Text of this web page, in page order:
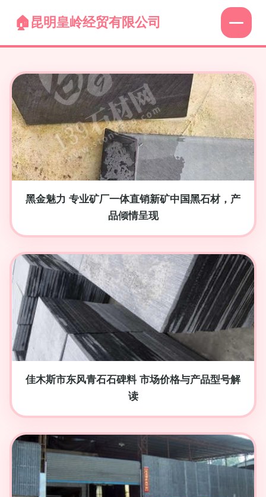
昆明皇岭经贸有限公司
黑金魅力 专业矿厂一体直销新矿中国黑石材，产
品倾情呈现
佳木斯市东风青石石碑料 市场价格与产品型号解
读